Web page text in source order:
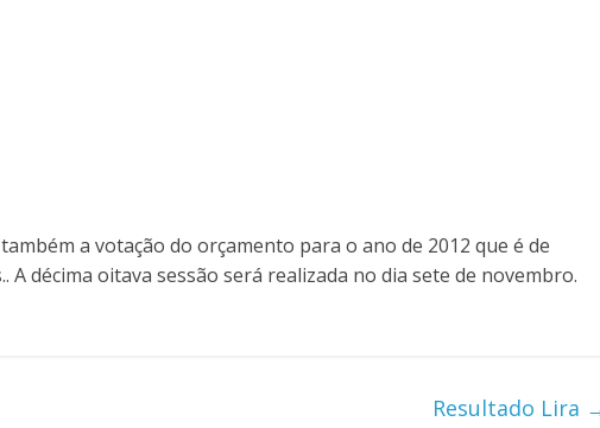
a votação do orçamento para o ano de 2012 que é de
décima oitava sessão será realizada no dia sete de novembro.
Resultado Lira